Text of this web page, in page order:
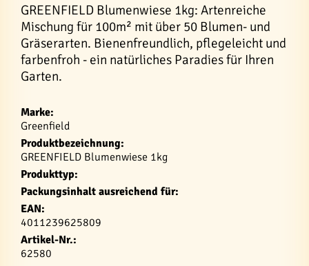
GREENFIELD Blumenwiese 1kg: Artenreiche
Mischung für 100m² mit über 50 Blumen- und
Gräserarten. Bienenfreundlich, pflegeleicht und
farbenfroh - ein natürliches Paradies für Ihren
Garten.
Marke:
Greenfield
Produktbezeichnung:
GREENFIELD Blumenwiese 1kg
Produkttyp:
Packungsinhalt ausreichend für:
EAN:
4011239625809
Artikel-Nr.:
62580